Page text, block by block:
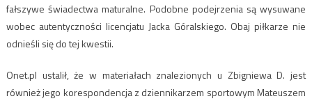
fałszywe świadectwa maturalne. Podobne podejrzenia są wysuwane
wobec autentyczności licencjatu Jacka Góralskiego. Obaj piłkarze nie
odnieśli się do tej kwestii.
Onet.pl ustalił, że w materiałach znalezionych u Zbigniewa D. jest
również jego korespondencja z dziennikarzem sportowym Mateuszem